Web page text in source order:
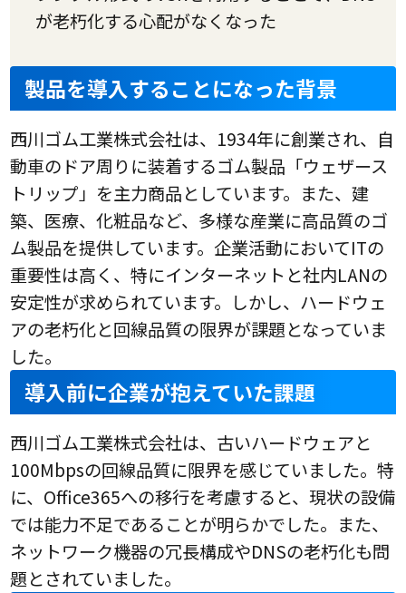
が老朽化する心配がなくなった
製品を導入することになった背景
西川ゴム工業株式会社は、1934年に創業され、自
動車のドア周りに装着するゴム製品「ウェザース
トリップ」を主力商品としています。また、建
築、医療、化粧品など、多様な産業に高品質のゴ
ム製品を提供しています。企業活動においてITの
重要性は高く、特にインターネットと社内LANの
安定性が求められています。しかし、ハードウェ
アの老朽化と回線品質の限界が課題となっていま
した。
導入前に企業が抱えていた課題
西川ゴム工業株式会社は、古いハードウェアと
100Mbpsの回線品質に限界を感じていました。特
に、Office365への移行を考慮すると、現状の設備
では能力不足であることが明らかでした。また、
ネットワーク機器の冗長構成やDNSの老朽化も問
題とされていました。